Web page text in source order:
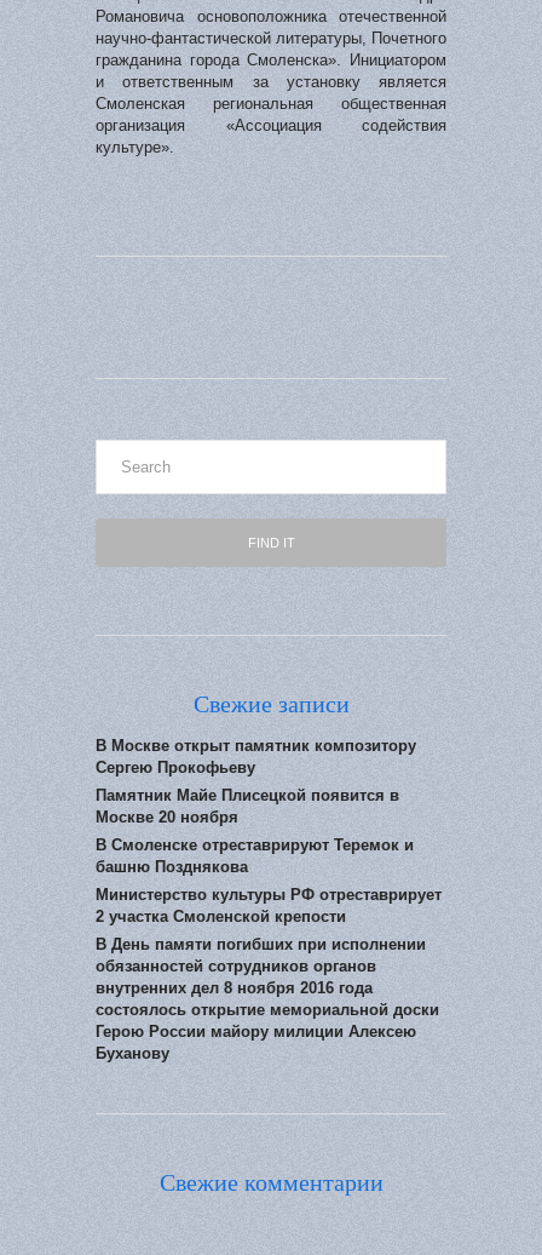
Романовича основоположника отечественной
научно-фантастической литературы, Почетного
гражданина города Смоленска». Инициатором
и ответственным за установку является
Смоленская региональная общественная
организация «Ассоциация содействия
культуре».
Свежие записи
В Москве открыт памятник композитору
Сергею Прокофьеву
Памятник Майе Плисецкой появится в
Москве 20 ноября
В Смоленске отреставрируют Теремок и
башню Позднякова
Министерство культуры РФ отреставрирует
2 участка Смоленской крепости
В День памяти погибших при исполнении
обязанностей сотрудников органов
внутренних дел 8 ноября 2016 года
состоялось открытие мемориальной доски
Герою России майору милиции Алексею
Буханову
Свежие комментарии